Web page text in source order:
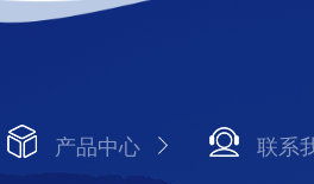
产品中心 联系